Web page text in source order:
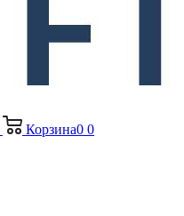
Корзина0 0